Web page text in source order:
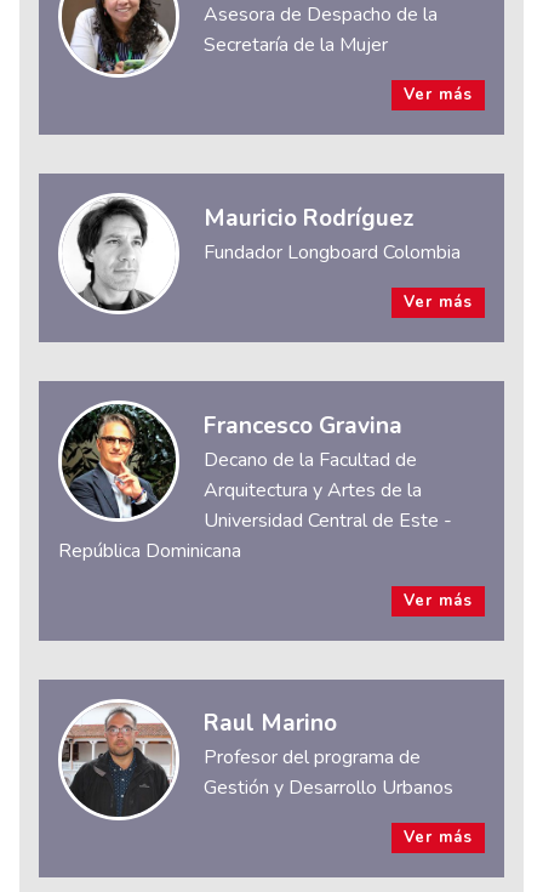
Asesora de Despacho de la
Secretaría de la Mujer
Ver más
Mauricio Rodríguez
Fundador Longboard Colombia
Ver más
Francesco Gravina
Decano de la Facultad de
Arquitectura y Artes de la
Universidad Central de Este -
República Dominicana
Ver más
Raul Marino
Profesor del programa de
Gestión y Desarrollo Urbanos
Ver más